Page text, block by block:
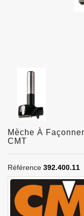
Mèche À
CMT
Référence 392.400.11